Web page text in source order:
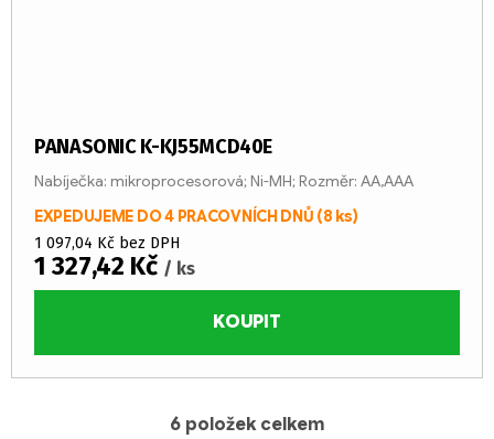
PANASONIC K-KJ55MCD40E
EXPEDUJEME DO 4 PRACOVNÍCH DNŮ (8 ks)
1 097,04 Kč bez DPH
1 327,42 Kč / ks
KOUPIT
Nabíječka: mikroprocesorová; Ni-MH; Rozměr: AA,AAA
6 položek celkem